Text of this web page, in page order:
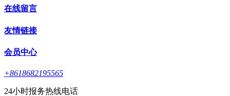
在线留言
友情链接
会员中心
+8618682195565
24小时报务热线电话